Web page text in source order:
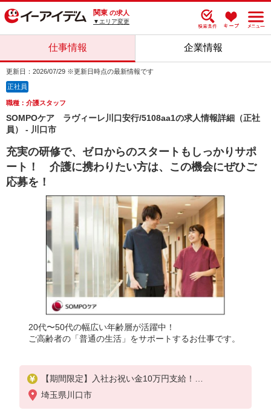
関東 の求人
▼エリア変更
仕事情報 企業情報
更新日：2026/07/29 ※更新日時点の最新情報です
正社員
職種：介護スタッフ
SOMPOケア ラヴィーレ川口安行/5108aa1の求人情報詳細（正社
員） - 川口市
充実の研修で、ゼロからのスタートもしっかりサポ
ート！ 介護に携わりたい方は、この機会にぜひご
応募を！
20代〜50代の幅広い年齢層が活躍中！
ご高齢者の「普通の生活」をサポートするお仕事です。
【期間限定】入社お祝い金10万円支給！
対象26/9/1迄に正社員として入社された方
※お祝い金は入社後3か月目の給与で支給、その他詳
埼玉県川口市